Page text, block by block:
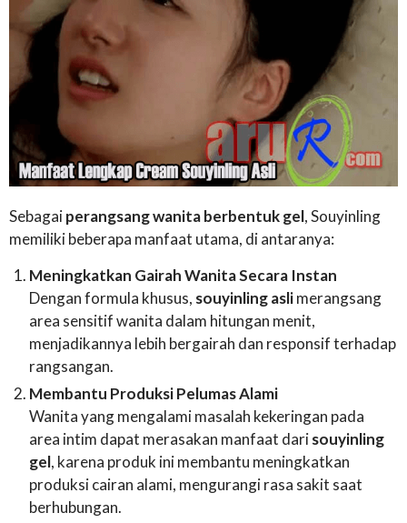
Sebagaiperangsang wanita berbentuk gel, Souyinling
memiliki beberapa manfaat utama, di antaranya:
Meningkatkan Gairah Wanita Secara Instan
Dengan formula khusus, souyinling aslimerangsang
area sensitif wanita dalam hitungan menit,
menjadikannya lebih bergairah dan responsif terhadap
rangsangan.
Membantu Produksi Pelumas Alami
Wanita yang mengalami masalah kekeringan pada
area intim dapat merasakan manfaat darisouyinling
gel, karena produk ini membantu meningkatkan
produksi cairan alami, mengurangi rasa sakit saat
berhubungan.